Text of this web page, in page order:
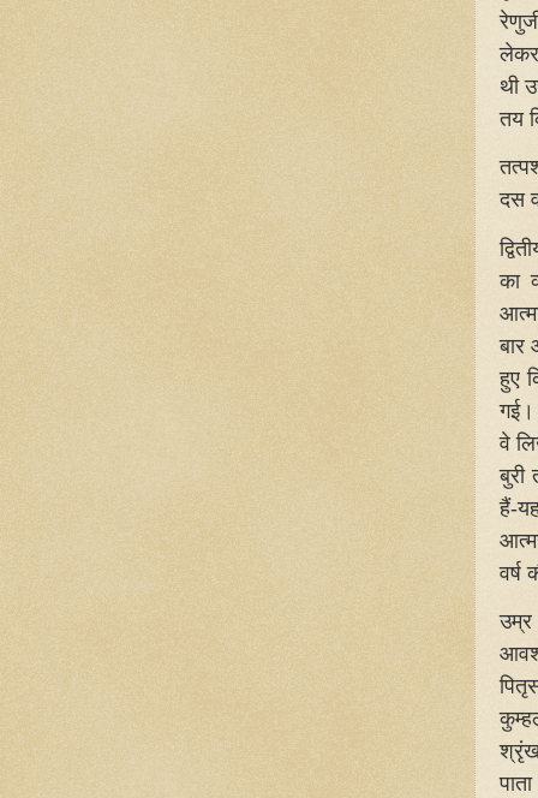
थी
तय
दस
का
बार
हुए
गई।
वे
हैं-
वर्ष